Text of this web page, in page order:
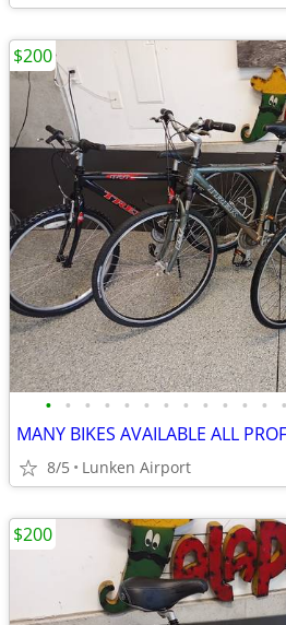
• • • • • • • • • • • • •
8/5 Lunken Airport
$200
$200